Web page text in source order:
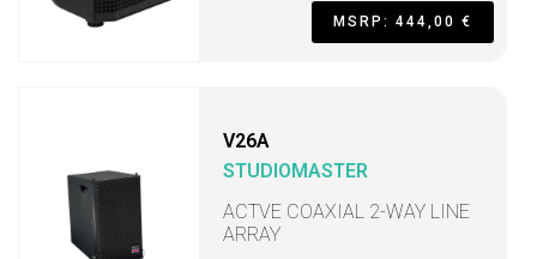
MSRP: 444,00 €
V26A
STUDIOMASTER
ACTVE COAXIAL 2-WAY LINE
ARRAY